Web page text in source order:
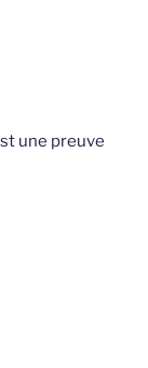
une preuve